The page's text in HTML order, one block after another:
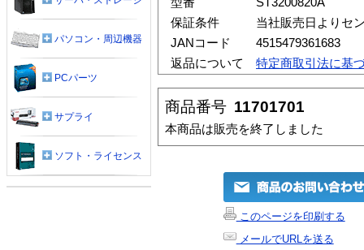
保証条件
当社販売日よりセ
JANコード
4515479361683
返品について
特定商取引法に基
商品番号 11701701
本商品は販売を終了しました
このページを印刷する
メールでURLを送る
パソコン・周辺機器
PCパーツ
サプライ
ソフト・ライセンス